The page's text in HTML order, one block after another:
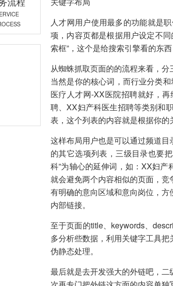
人才网用户使用最多的功能就是
项，内容页都是根据用户设定不
索框”，这个是给搜索引擎看的东
从蜘蛛抓取页面的的流程来看，
当然是你的核心词，而行业分类
医疗人才网-XX医院招聘就好，
聘、XX妇产科医生招聘等类别和
表，这个列表的内容就是根据你的
这样布局用户也是可以通过频道
的其它选项列表，三级目录也要
科”为轴心的延伸词，如：XX妇
就会避免两个内容相似的页面，竞
有明确的意向区域和意向岗位，
内部链接。
至于页面的title、keywords、
多分析些数据，利用关键字工具把
伪静态处理。
最后就是去开发强大的外链吧，二